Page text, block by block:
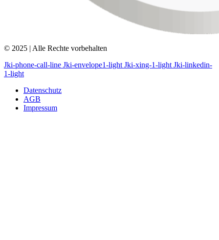
© 2025 | Alle Rechte vorbehalten
Jki-phone-call-line Jki-envelope1-light Jki-xing-1-light Jki-linkedin-
1-light
Datenschutz
AGB
Impressum